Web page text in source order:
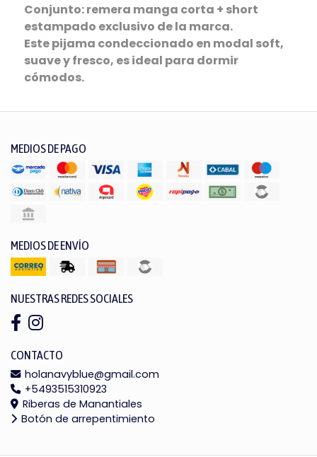
Conjunto: remera manga corta + short
estampado exclusivo de la marca.
Este pijama condeccionado en modal soft,
suave y fresco, es ideal para dormir
cómodos.
MEDIOS DE PAGO
MEDIOS DE ENVÍO
NUESTRAS REDES SOCIALES
CONTACTO
holanavyblue@gmail.com
+5493515310923
Riberas de Manantiales
Botón de arrepentimiento